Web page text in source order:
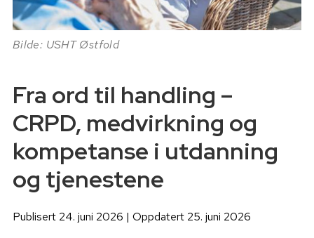
Bilde: USHT Østfold
Fra ord til handling –
CRPD, medvirkning og
kompetanse i utdanning
og tjenestene
Publisert 24. juni 2026 | Oppdatert 25. juni 2026